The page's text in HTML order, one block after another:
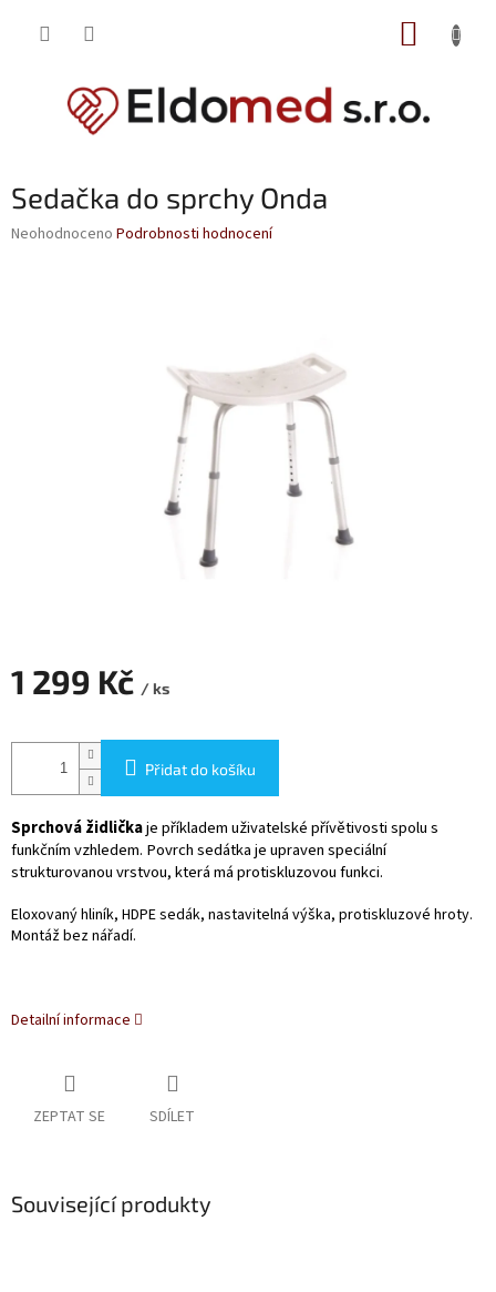
Sedačka do sprchy Onda
Průměrné
Neohodnoceno Podrobnosti hodnocení
1 299 Kč / ks
cena:
Přidat do košíku
Sprchová židličkaje příkladem uživatelské přívětivosti spolu s
funkčním vzhledem. Povrch sedátka je upraven speciální
strukturovanou vrstvou, která má protiskluzovou funkci.
Eloxovaný hliník, HDPE sedák, nastavitelná výška, protiskluzové hroty.
Montáž bez nářadí.
Detailní informace
ZEPTAT SE SDÍLET
Související produkty